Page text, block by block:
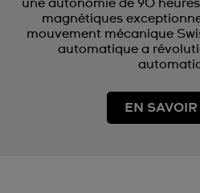
une autonomie de 90
magnétiques
mouvement mécanique
automatique a
EN